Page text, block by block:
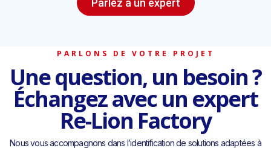
Parlez à un expert
PARLONS DE VOTRE PROJET
Une question, un besoin ?
Échangez avec un expert
Re-Lion Factory
Nous vous accompagnons dans l’identification de solutions adaptées à